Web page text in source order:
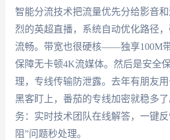
智能分流技术把流量优先分给影音
烈的英超直播，系统自动优化路径
流畅。带宽也很硬核——独享100M
保障无卡顿4K流媒体。然后是安全
理，专线传输防泄露。去年有朋友
黑客盯上，番茄的专线加密就稳多
务：实时技术团队在线解答，一键
阻”问题秒处理。